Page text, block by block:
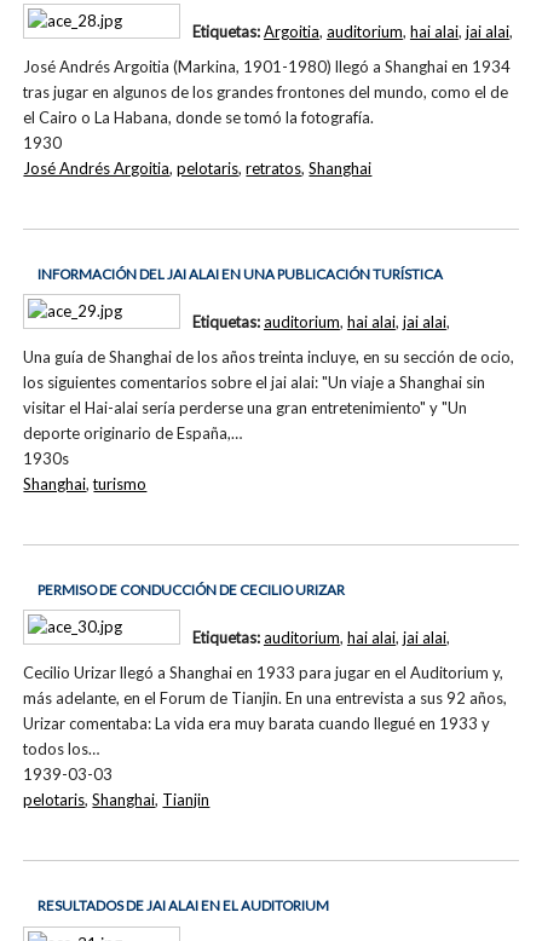
José Andrés Argoitia (Markina, 1901-1980) llegó a Shanghai en 1934
tras jugar en algunos de los grandes frontones del mundo, como el de
el Cairo o La Habana, donde se tomó la fotografía.
1930
Etiquetas:Argoitia, auditorium, hai alai, jai alai,
José Andrés Argoitia,pelotaris,retratos,Shanghai
INFORMACIÓN DEL JAI ALAI EN UNA PUBLICACIÓN TURÍSTICA
Una guía de Shanghai de los años treinta incluye, en su sección de ocio,
los siguientes comentarios sobre el jai alai: "Un viaje a Shanghai sin
visitar el Hai-alai sería perderse una gran entretenimiento" y "Un
deporte originario de España,…
1930s
Etiquetas:auditorium, hai alai, jai alai,
Shanghai,turismo
PERMISO DE CONDUCCIÓN DE CECILIO URIZAR
Cecilio Urizar llegó a Shanghai en 1933 para jugar en el Auditorium y,
más adelante, en el Forum de Tianjin. En una entrevista a sus 92 años,
Urizar comentaba: La vida era muy barata cuando llegué en 1933 y
todos los…
1939-03-03
Etiquetas:auditorium, hai alai, jai alai,
pelotaris,Shanghai, Tianjin
RESULTADOS DE JAI ALAI EN EL AUDITORIUM